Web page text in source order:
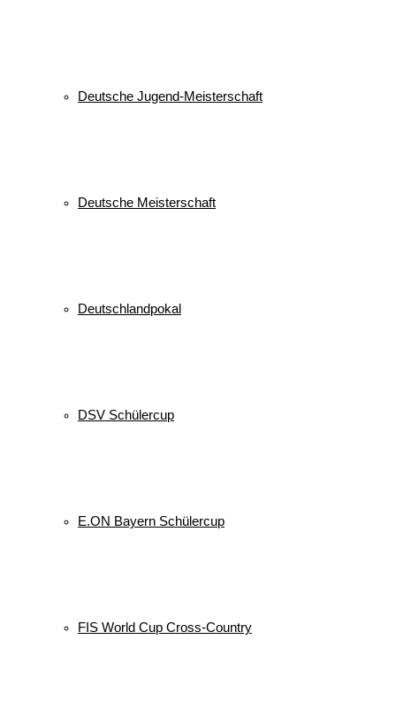
Deutsche Jugend-Meisterschaft
Deutsche Meisterschaft
Deutschlandpokal
DSV Schülercup
E.ON Bayern Schülercup
FIS World Cup Cross-Country